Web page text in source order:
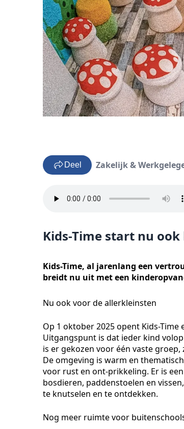
Deel Zakelijk &
Kids-Time start nu
Kids-Time, al jarenlang een
breidt nu uit met een
Nu ook voor de allerkleinsten
Op 1 oktober 2025 opent Kids-
Uitgangspunt is dat ieder kind
is er gekozen voor één vaste
De omgeving is warm en
voor rust en ont-prikkeling. Er is
bosdieren, paddenstoelen en
te knutselen en te ontdekken.
Nog meer ruimte voor